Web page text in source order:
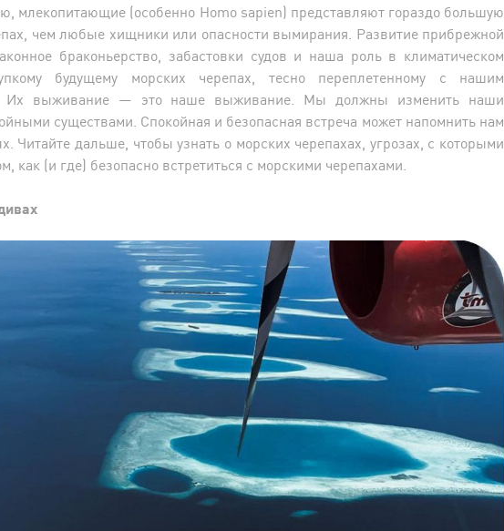
млекопитающие (особенно Homo sapien) представляют гораздо большую
чем любые хищники или опасности вымирания. Развитие прибрежной
браконьерство, забастовки судов и наша роль в климатическом
будущему морских черепах, тесно переплетенному с нашим
Их выживание — это наше выживание. Мы должны изменить наши
существами. Спокойная и безопасная встреча может напомнить нам
Читайте дальше, чтобы узнать о морских черепахах, угрозах, с которыми
как (и где) безопасно встретиться с морскими черепахами.